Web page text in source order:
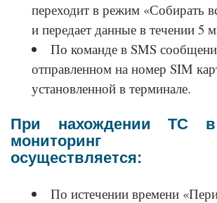
переходит в режим «Собирать
и передает данные в течении 5
По команде в SMS
отправленном на номер SIM
установленной в терминале.
При нахождении ТС в
мониторинг
осуществляется:
По истечении времени